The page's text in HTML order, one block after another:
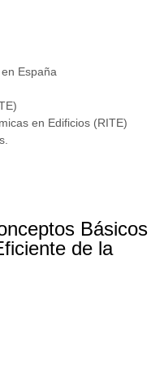
España
en Edificios (RITE)
Básicos
de la